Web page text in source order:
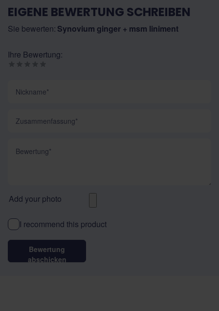
EIGENE BEWERTUNG SCHREIBEN
Sie bewerten: Synovium ginger + msm liniment
Ihre Bewertung:
Add your photo
I recommend this product
Bewertung
abschicken